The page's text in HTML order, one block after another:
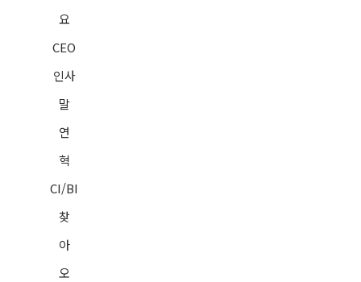
요
CEO
인사
말
연
혁
CI/BI
찾
아
오